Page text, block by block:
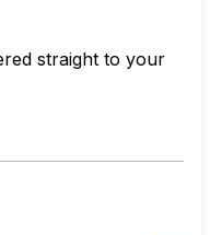
straight to your